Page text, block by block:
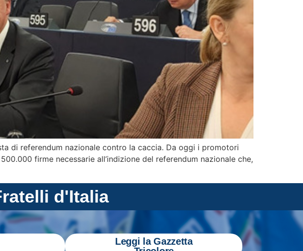
di referendum nazionale contro la caccia. Da oggi i promotori
firme necessarie all’indizione del referendum nazionale che,
d'Italia
Leggi la Gazzetta